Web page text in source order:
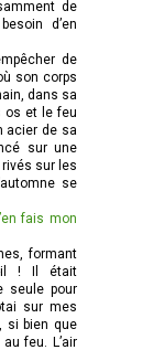
de
d’en
de
son corps
dans sa
os et le feu
acier de sa
sur une
sur les
se
fais mon
formant
il ! Il était
seule pour
sur mes
si bien que
feu. L’air